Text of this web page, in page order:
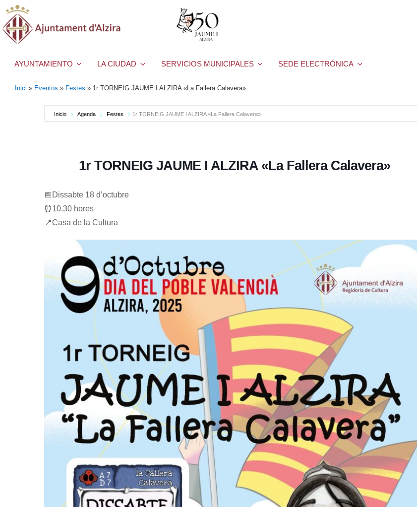
AYUNTAMIENTO LA CIUDAD SERVICIOS MUNICIPALES SEDE ELECTRÓNICA
Inici » Eventos » Festes » 1r TORNEIG JAUME I ALZIRA «La Fallera Calavera»
Inicio Agenda Festes 1r TORNEIG JAUME I ALZIRA «La Fallera Calavera»
1r TORNEIG JAUME I ALZIRA «La Fallera Calavera»
📅Dissabte 18 d’octubre
⏰10.30 hores
📍Casa de la Cultura